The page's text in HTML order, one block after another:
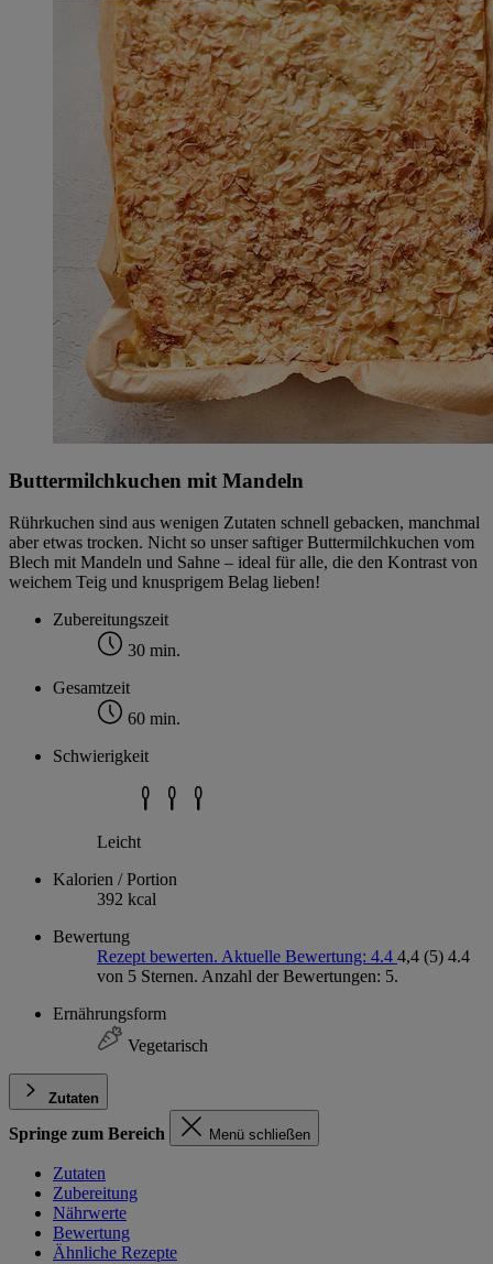
Buttermilchkuchen mit Mandeln
Rührkuchen sind aus wenigen Zutaten schnell gebacken, manchmal
aber etwas trocken. Nicht so unser saftiger Buttermilchkuchen vom
Blech mit Mandeln und Sahne – ideal für alle, die den Kontrast von
weichem Teig und knusprigem Belag lieben!
Zubereitungszeit
30 min.
Gesamtzeit
60 min.
Schwierigkeit
Leicht
Kalorien / Portion
392 kcal
Bewertung
Rezept bewerten. Aktuelle Bewertung: 4.4 4,4 (5) 4.4
von 5 Sternen. Anzahl der Bewertungen: 5.
Ernährungsform
Vegetarisch
Zutaten
Springe zum Bereich Menü schließen
Zutaten
Zubereitung
Nährwerte
Bewertung
Ähnliche Rezepte